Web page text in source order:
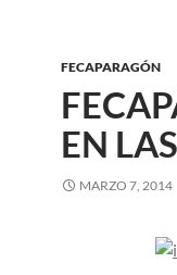
FECAPARAGÓN
EN
MARZO 7, 2014